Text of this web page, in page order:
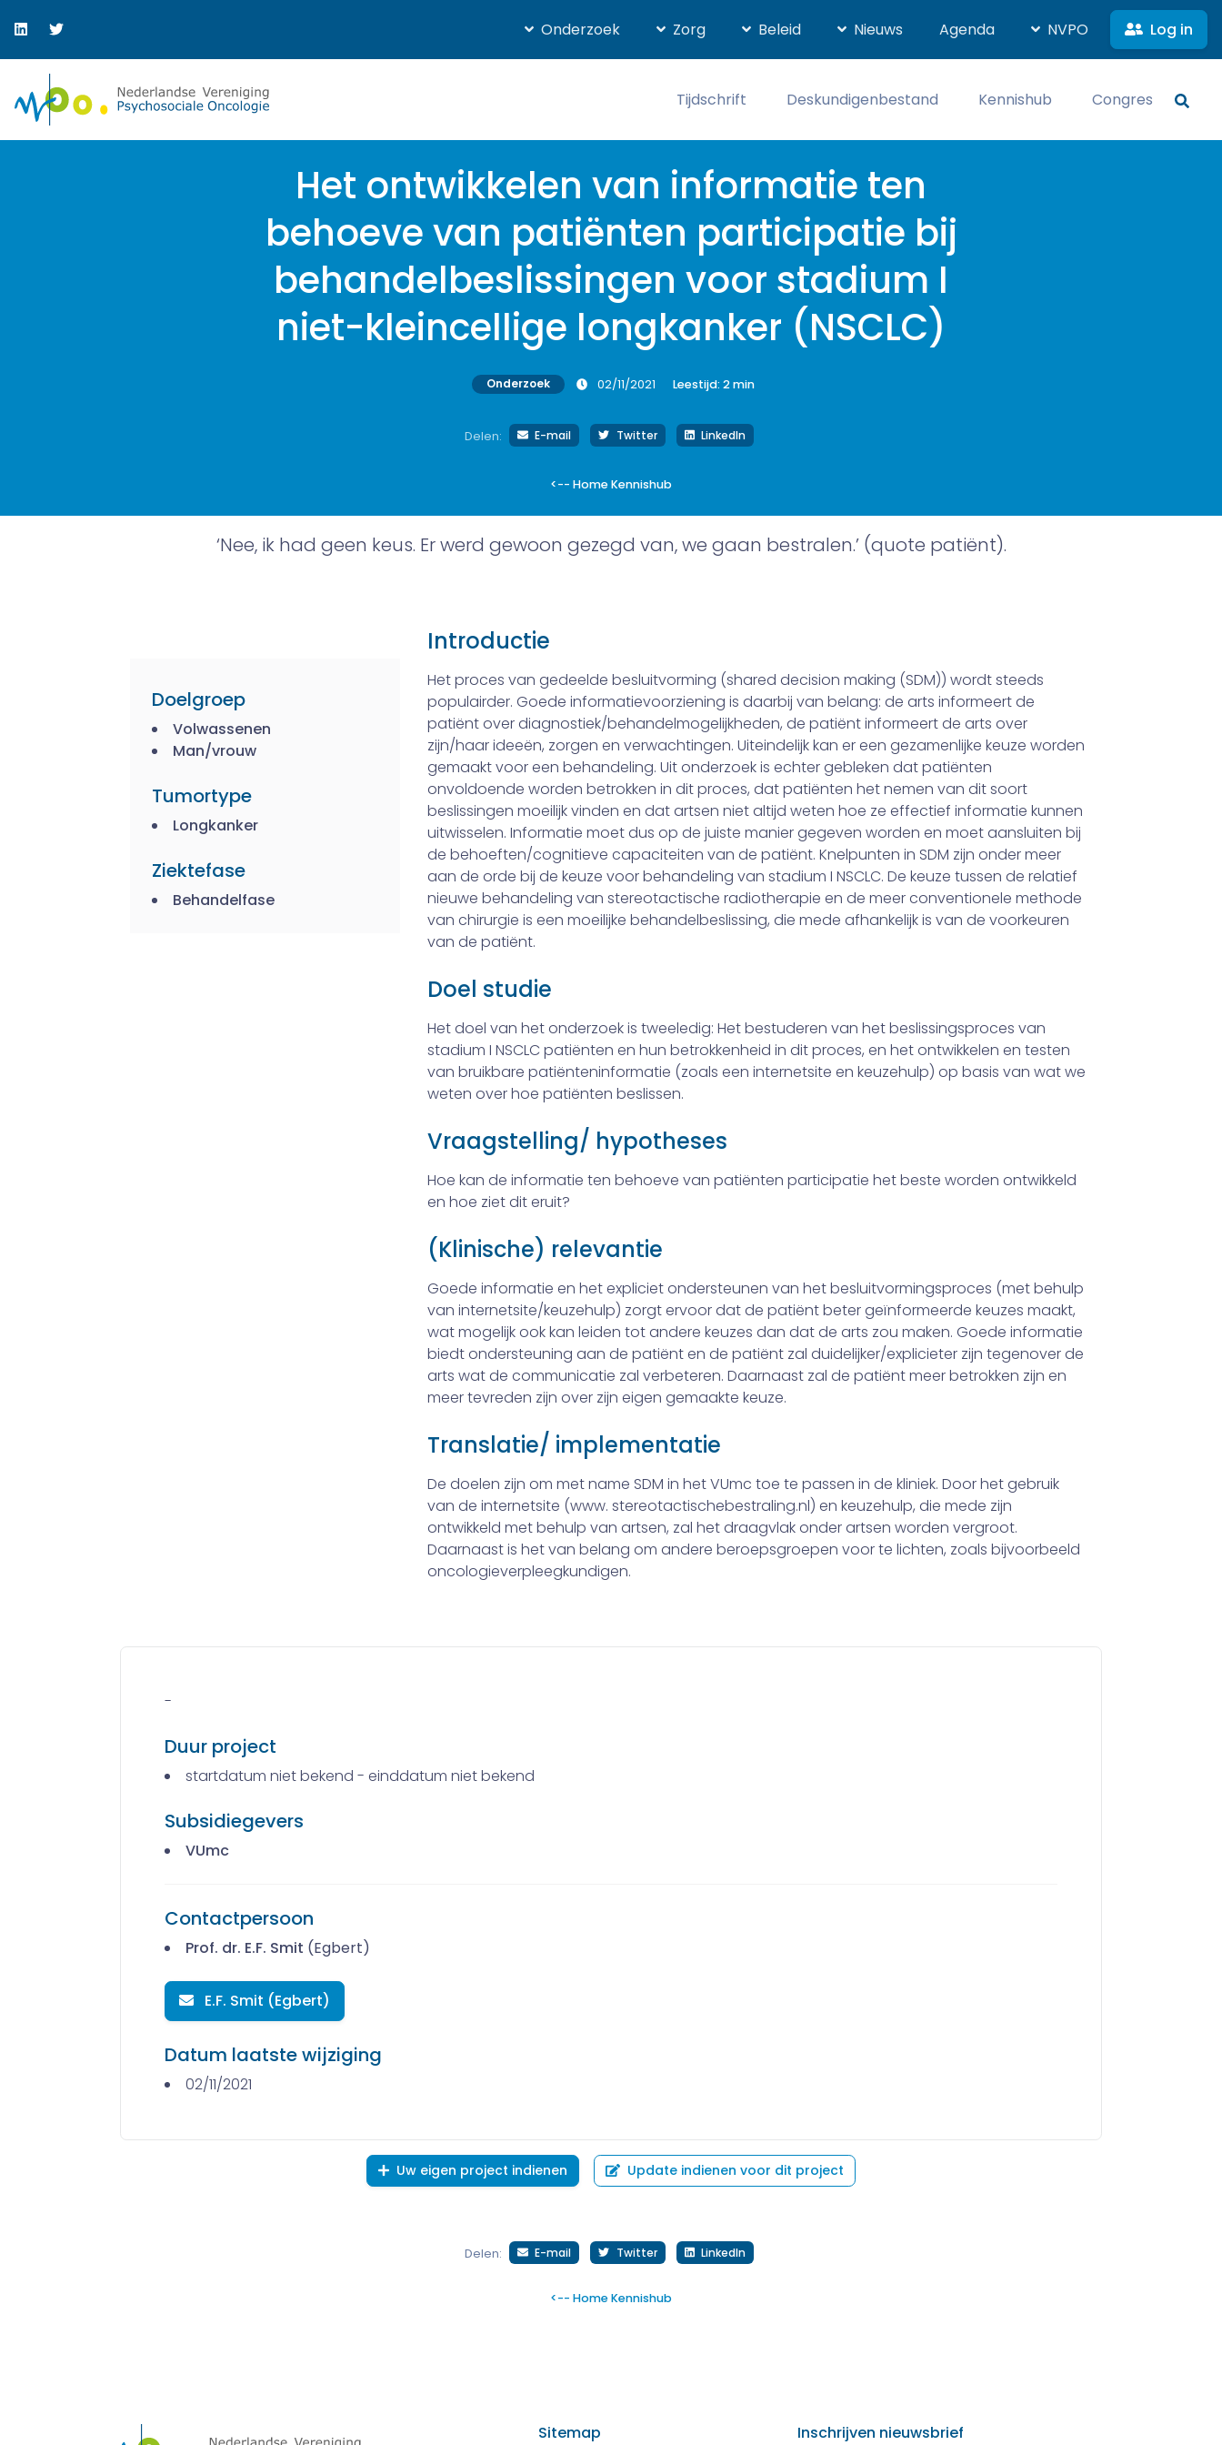
Onderzoek Zorg Beleid Nieuws Agenda NVPO Log in
Tijdschrift Deskundigenbestand Kennishub Congres
Het ontwikkelen van informatie ten
behoeve van patiënten participatie bij
behandelbeslissingen voor stadium I
niet-kleincellige longkanker (NSCLC)
Onderzoek 02/11/2021 Leestijd: 2min
Delen: E-mail Twitter LinkedIn
<-- Home Kennishub
‘Nee, ik had geen keus. Er werd gewoon gezegd van, we gaan bestralen.’ (quote patiënt).
Doelgroep
Volwassenen
Man/vrouw
Tumortype
Longkanker
Ziektefase
Behandelfase
Introductie
Het proces van gedeelde besluitvorming (shared decision making (SDM)) wordt steeds
populairder. Goede informatie­voorziening is daarbij van belang: de arts informeert de
patiënt over diagnostiek/behandelmogelijkheden, de patiënt informeert de arts over
zijn/haar ideeën, zorgen en verwachtingen. Uiteindelijk kan er een gezamenlijke keuze worden
gemaakt voor een behandeling. Uit onderzoek is echter gebleken dat patiënten
onvoldoende worden betrokken in dit proces, dat patiënten het nemen van dit soort
beslissingen moeilijk vinden en dat artsen niet altijd weten hoe ze effec­tief informatie kunnen
uitwisselen. Informatie moet dus op de juiste manier gegeven worden en moet aansluiten bij
de behoeften/cognitieve capaciteiten van de patiënt. Knelpunten in SDM zijn onder meer
aan de orde bij de keuze voor behandeling van stadium I NSCLC. De keuze tussen de relatief
nieuwe behandeling van stereotactische radiotherapie en de meer conventionele methode
van chirurgie is een moeilijke behandelbeslissing, die mede afhankelijk is van de voorkeuren
van de patiënt.
Doel studie
Het doel van het onderzoek is tweeledig: Het bestuderen van het beslissingsproces van
stadium I NSCLC patiënten en hun betrokkenheid in dit proces, en het ontwikkelen en testen
van bruikbare patiënteninformatie (zoals een inter­netsite en keuzehulp) op basis van wat we
weten over hoe patiënten beslissen.
Vraagstelling/ hypotheses
Hoe kan de informatie ten behoeve van patiënten participatie het beste worden ontwikkeld
en hoe ziet dit eruit?
(Klinische) relevantie
Goede informatie en het expliciet ondersteunen van het besluitvormingsproces (met behulp
van internetsite/keuze­hulp) zorgt ervoor dat de patiënt beter geïnformeerde keuzes maakt,
wat mogelijk ook kan leiden tot andere keuzes dan dat de arts zou maken. Goede informatie
biedt ondersteuning aan de patiënt en de patiënt zal duidelijker/expli­cieter zijn tegenover de
arts wat de communicatie zal verbeteren. Daarnaast zal de patiënt meer betrokken zijn en
meer tevreden zijn over zijn eigen gemaakte keuze.
Translatie/ implementatie
De doelen zijn om met name SDM in het VUmc toe te passen in de kliniek. Door het gebruik
van de internetsite (www. stereotactische­bestraling.nl) en keuzehulp, die mede zijn
ontwikkeld met behulp van artsen, zal het draagvlak onder artsen worden vergroot.
Daarnaast is het van belang om andere beroepsgroepen voor te lichten, zoals bijvoorbeeld
oncologieverpleegkundigen.
-
Duur project
startdatum niet bekend - einddatum niet bekend
Subsidiegevers
VUmc
Contactpersoon
Prof. dr. E.F. Smit (Egbert)
E.F. Smit (Egbert)
Datum laatste wijziging
02/11/2021
Uw eigen project indienen Update indienen voor dit project
Delen: E-mail Twitter LinkedIn
<-- Home Kennishub
Sitemap Inschrijven nieuwsbrief